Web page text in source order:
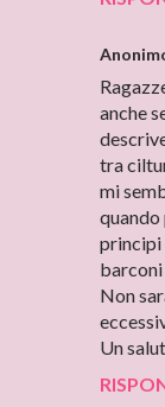
anche
tra
mi
quando
principi
barconi
Non
Un